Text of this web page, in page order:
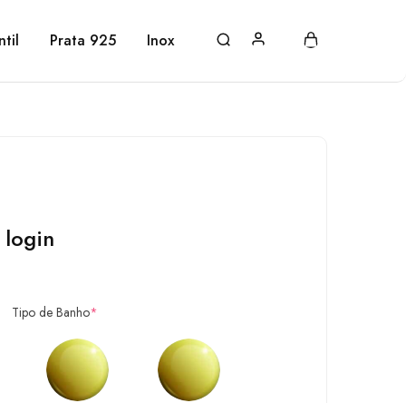
Prata 925 Inox
login
Tipo de Banho*